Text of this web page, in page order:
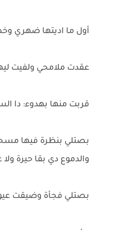
أول ما اديتها ضهري
عقدت ملامحي ولفيت
قربت منها بهدوء: دا
بصتلي بنظرة فيها
والدموع دي بقا حيرة ولا
بصتلي فجأة وضيقت